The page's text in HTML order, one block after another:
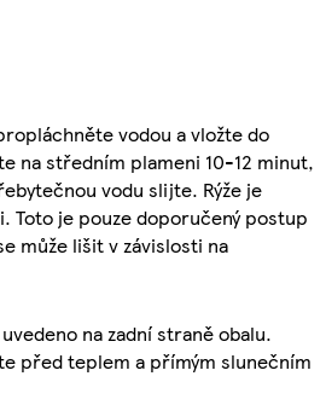
vodou a vložte do
na středním plameni 10-12 minut,
vodu slijte. Rýže je
Toto je pouze doporučený postup
může lišit v závislosti na
na zadní straně obalu.
před teplem a přímým slunečním